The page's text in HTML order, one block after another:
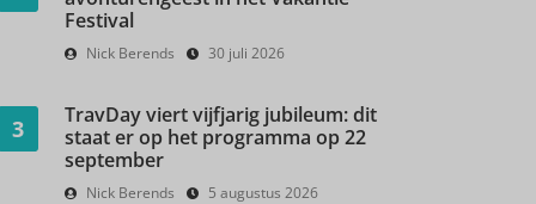
Festival
Nick Berends 30 juli 2026
3
TravDay viert vijfjarig jubileum: dit
staat er op het programma op 22
september
Nick Berends 5 augustus 2026